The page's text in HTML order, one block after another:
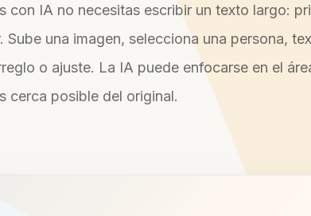
con IA no necesitas escribir un texto largo:
Sube una imagen, selecciona una persona,
o ajuste. La IA puede enfocarse en el
cerca posible del original.